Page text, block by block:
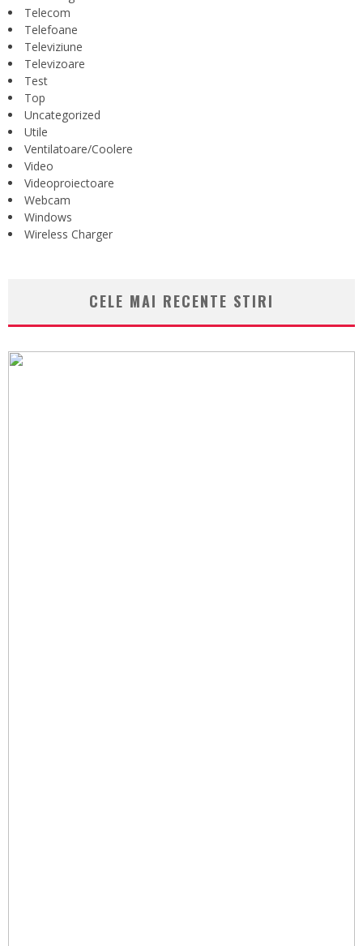
Telecom
Telefoane
Televiziune
Televizoare
Test
Top
Uncategorized
Utile
Ventilatoare/Coolere
Video
Videoproiectoare
Webcam
Windows
Wireless Charger
CELE MAI RECENTE STIRI